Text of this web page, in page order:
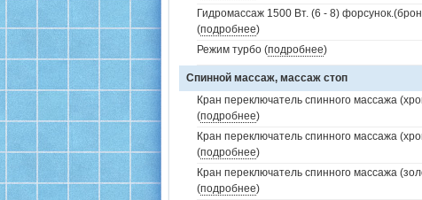
Гидромассаж 1500 Вт. (6 - 8)
(подробнее)
Режим турбо (подробнее)
Спинной массаж, массаж стоп
Кран переключатель спинного массажа
(подробнее)
Кран переключатель спинного массажа
(подробнее)
Кран переключатель спинного массажа
(подробнее)